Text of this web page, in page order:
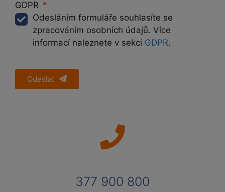
GDPR
Odesláním formuláře souhlasíte se
zpracováním osobních údajů. Více
informací naleznete v sekci GDPR.
Odeslat
377 900 800